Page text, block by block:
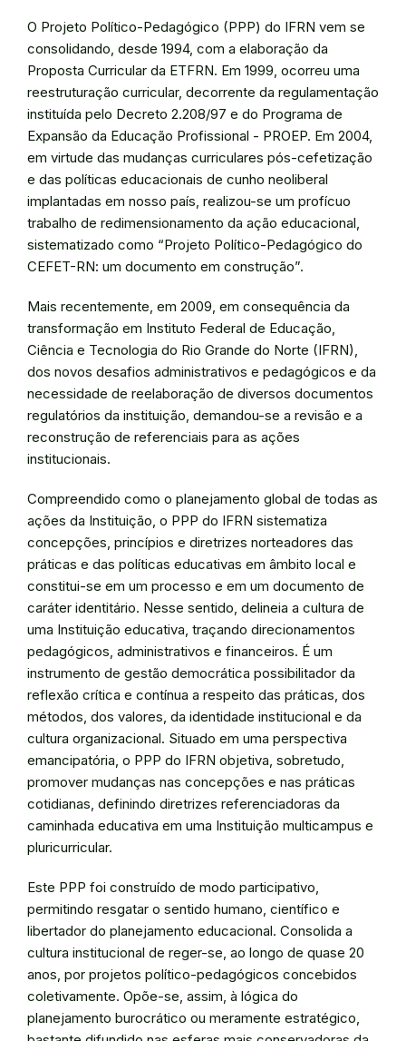
O Projeto Político-Pedagógico (PPP) do IFRN vem se
consolidando, desde 1994, com a elaboração da
Proposta Curricular da ETFRN. Em 1999, ocorreu uma
reestruturação curricular, decorrente da regulamentação
instituída pelo Decreto 2.208/97 e do Programa de
Expansão da Educação Profissional - PROEP. Em 2004,
em virtude das mudanças curriculares pós-cefetização
e das políticas educacionais de cunho neoliberal
implantadas em nosso país, realizou-se um profícuo
trabalho de redimensionamento da ação educacional,
sistematizado como “Projeto Político-Pedagógico do
CEFET-RN: um documento em construção”.
Mais recentemente, em 2009, em consequência da
transformação em Instituto Federal de Educação,
Ciência e Tecnologia do Rio Grande do Norte (IFRN),
dos novos desafios administrativos e pedagógicos e da
necessidade de reelaboração de diversos documentos
regulatórios da instituição, demandou-se a revisão e a
reconstrução de referenciais para as ações
institucionais.
Compreendido como o planejamento global de todas as
ações da Instituição, o PPP do IFRN sistematiza
concepções, princípios e diretrizes norteadores das
práticas e das políticas educativas em âmbito local e
constitui-se em um processo e em um documento de
caráter identitário. Nesse sentido, delineia a cultura de
uma Instituição educativa, traçando direcionamentos
pedagógicos, administrativos e financeiros. É um
instrumento de gestão democrática possibilitador da
reflexão crítica e contínua a respeito das práticas, dos
métodos, dos valores, da identidade institucional e da
cultura organizacional. Situado em uma perspectiva
emancipatória, o PPP do IFRN objetiva, sobretudo,
promover mudanças nas concepções e nas práticas
cotidianas, definindo diretrizes referenciadoras da
caminhada educativa em uma Instituição multicampus e
pluricurricular.
Este PPP foi construído de modo participativo,
permitindo resgatar o sentido humano, científico e
libertador do planejamento educacional. Consolida a
cultura institucional de reger-se, ao longo de quase 20
anos, por projetos político-pedagógicos concebidos
coletivamente. Opõe-se, assim, à lógica do
planejamento burocrático ou meramente estratégico,